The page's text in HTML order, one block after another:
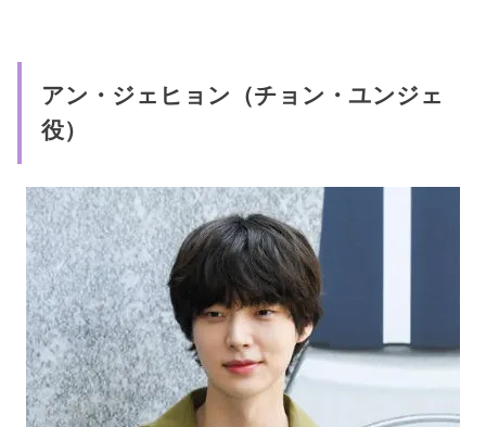
アン・ジェヒョン（チョン・ユンジェ
役）